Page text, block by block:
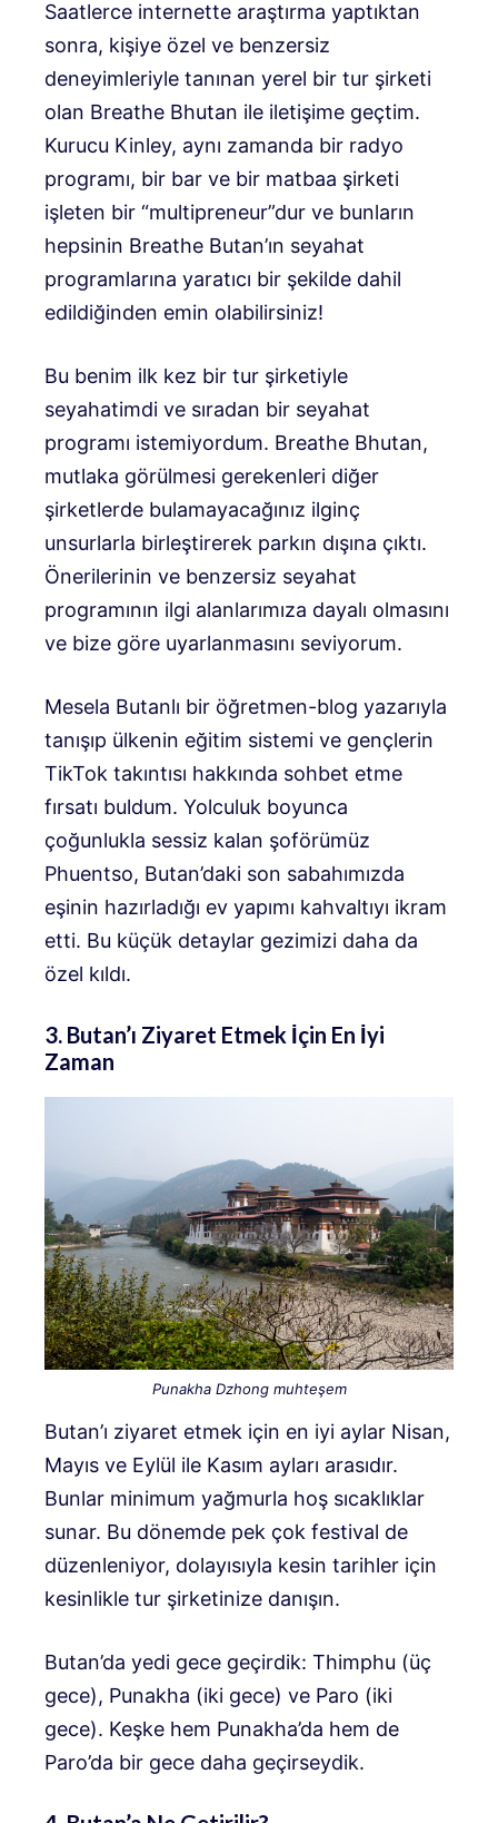
Saatlerce internette araştırma yaptıktan
sonra, kişiye özel ve benzersiz
deneyimleriyle tanınan yerel bir tur şirketi
olan Breathe Bhutan ile iletişime geçtim.
Kurucu Kinley, aynı zamanda bir radyo
programı, bir bar ve bir matbaa şirketi
işleten bir “multipreneur”dur ve bunların
hepsinin Breathe Butan’ın seyahat
programlarına yaratıcı bir şekilde dahil
edildiğinden emin olabilirsiniz!
Bu benim ilk kez bir tur şirketiyle
seyahatimdi ve sıradan bir seyahat
programı istemiyordum. Breathe Bhutan,
mutlaka görülmesi gerekenleri diğer
şirketlerde bulamayacağınız ilginç
unsurlarla birleştirerek parkın dışına çıktı.
Önerilerinin ve benzersiz seyahat
programının ilgi alanlarımıza dayalı olmasını
ve bize göre uyarlanmasını seviyorum.
Mesela Butanlı bir öğretmen-blog yazarıyla
tanışıp ülkenin eğitim sistemi ve gençlerin
TikTok takıntısı hakkında sohbet etme
fırsatı buldum. Yolculuk boyunca
çoğunlukla sessiz kalan şoförümüz
Phuentso, Butan’daki son sabahımızda
eşinin hazırladığı ev yapımı kahvaltıyı ikram
etti. Bu küçük detaylar gezimizi daha da
özel kıldı.
3. Butan’ı Ziyaret Etmek İçin En İyi
Zaman
Punakha Dzhong muhteşem
Butan’ı ziyaret etmek için en iyi aylar Nisan,
Mayıs ve Eylül ile Kasım ayları arasıdır.
Bunlar minimum yağmurla hoş sıcaklıklar
sunar. Bu dönemde pek çok festival de
düzenleniyor, dolayısıyla kesin tarihler için
kesinlikle tur şirketinize danışın.
Butan’da yedi gece geçirdik: Thimphu (üç
gece), Punakha (iki gece) ve Paro (iki
gece). Keşke hem Punakha’da hem de
Paro’da bir gece daha geçirseydik.